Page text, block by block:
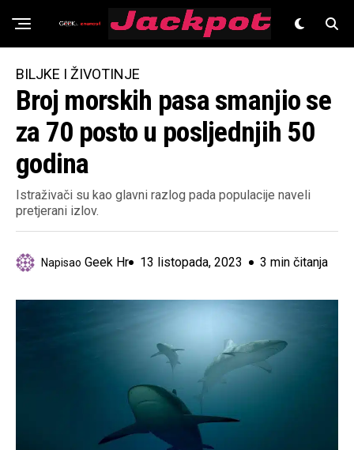
Znanost
BILJKE I ŽIVOTINJE
Broj morskih pasa smanjio se
za 70 posto u posljednjih 50
godina
Istraživači su kao glavni razlog pada populacije naveli
pretjerani izlov.
Napisao Geek Hr 13 listopada, 2023 3 min čitanja